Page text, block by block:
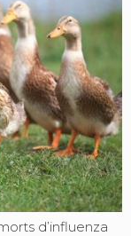
d’influenza